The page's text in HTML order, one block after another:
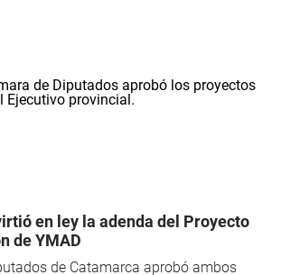
en ley la adenda del Proyecto
de YMAD
de Catamarca aprobó ambos